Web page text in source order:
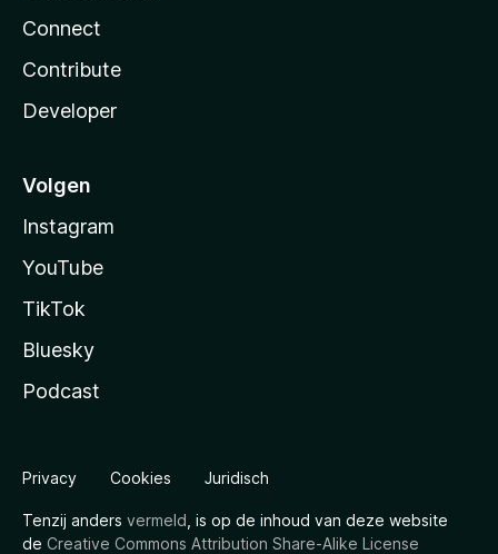
Connect
Contribute
Developer
Volgen
Instagram
YouTube
TikTok
Bluesky
Podcast
Privacy Cookies Juridisch
Tenzij anders vermeld , is op de inhoud van deze website
de Creative Commons Attribution Share-Alike License